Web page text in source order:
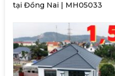
tại Đồng Nai | MH05033